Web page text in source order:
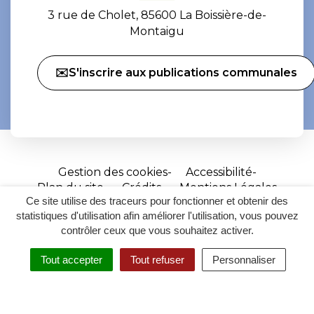
Ce site utilise des traceurs pour fonctionner et obtenir des
statistiques d'utilisation afin améliorer l'utilisation, vous pouvez
contrôler ceux que vous souhaitez activer.
Tout accepter Tout refuser Personnaliser
RECHERCHER
ACCESSIBILITÉ
3 rue de Cholet, 85600 La Boissière-de-
Montaigu
✉️S'inscrire aux publications communales
Gestion des cookies
Accessibilité
Plan du site
Crédits
Mentions Légales
Site
réalisé
par
Inovagora